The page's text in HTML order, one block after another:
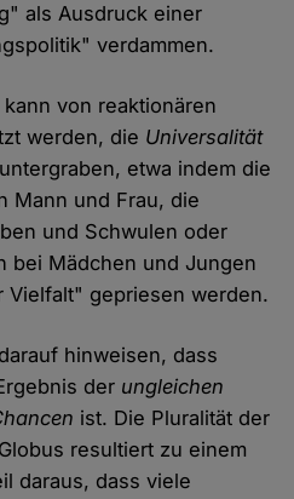
als Ausdruck einer
verdammen.
von reaktionären
werden, die Universalität
etwa indem die
Mann und Frau, die
und Schwulen oder
bei Mädchen und Jungen
Vielfalt" gepriesen werden.
hinweisen, dass
der ungleichen
ist. Die Pluralität der
resultiert zu einem
daraus, dass viele